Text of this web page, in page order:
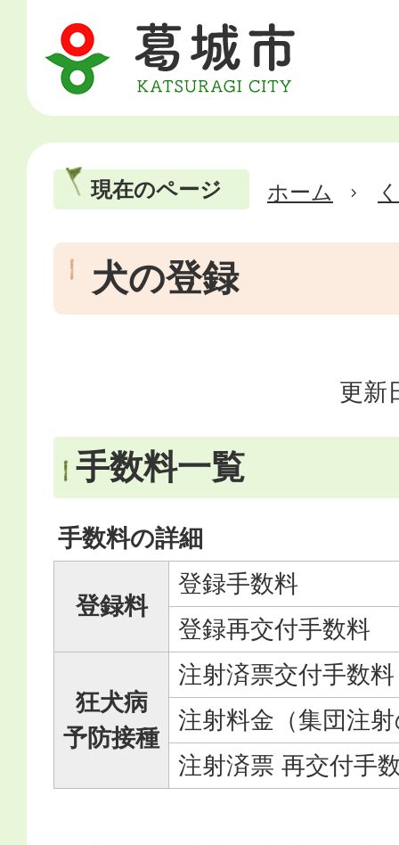
現在のページ ホーム
犬の登録
更新
手数料一覧
手数料の詳細
登録料
登録手数料
登録再交付手数料
狂犬病
予防接種
注射済票交付手数料
注射料金（集団注
注射済票 再交付手